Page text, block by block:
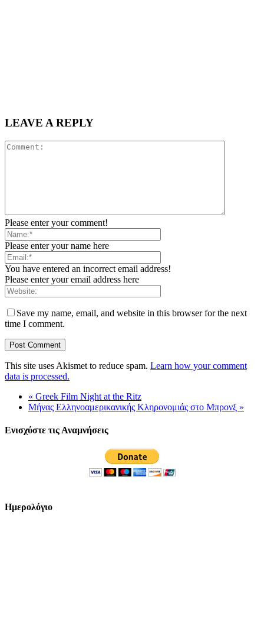
LEAVE A REPLY
Please enter your comment!
Please enter your name here
You have entered an incorrect email address!
Please enter your email address here
Save my name, email, and website in this browser for the next
time I comment.
This site uses Akismet to reduce spam. Learn how your comment
data is processed.
« Greek Film Night at the Ritz
Μήνας Ελληνοαμερικανικής Κληρονομιάς στο Μπρονξ »
Ενισχύστε τις Αναμνήσεις
Ημερολόγιο